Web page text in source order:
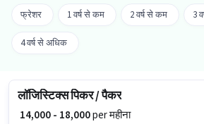
फ्रेशर 1 वर्ष से कम 2 वर्ष से कम 3
4 वर्ष से अधिक
लॉजिस्टिक्स पिकर / पैकर
₹ 14,000 - 18,000per महीना